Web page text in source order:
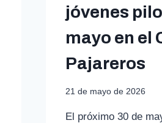
jóvenes
mayo en el
Pajareros
21 de mayo de 2026
El próximo 30 de